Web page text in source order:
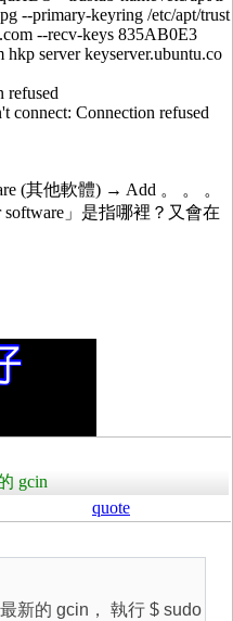
--primary-keyring /etc/apt/trust
--recv-keys 835AB0E3
server keyserver.ubuntu.co
refused
connect: Connection refused
(其他軟體) → Add 。 。 。
」是指哪裡？又會在
gcin
quote
新的 gcin， 執行 $ sudo